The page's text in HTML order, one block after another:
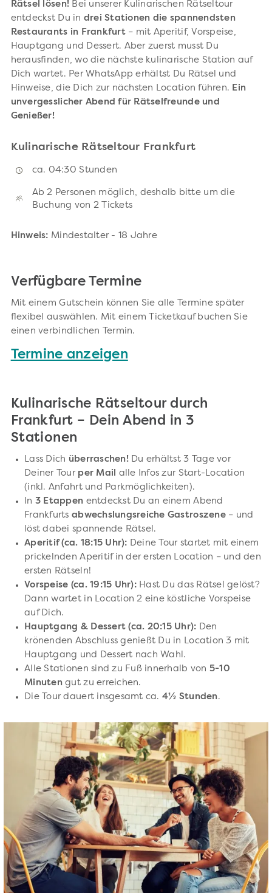
Rätsel lösen! Bei unserer Kulinarischen Rätseltour
entdeckst Du in drei Stationen die spannendsten
Restaurants in Frankfurt– mit Aperitif, Vorspeise,
Hauptgang und Dessert. Aber zuerst musst Du
herausfinden, wo die nächste kulinarische Station auf
Dich wartet. Per WhatsApp erhältst Du Rätsel und
Hinweise, die Dich zur nächsten Location führen. Ein
unvergesslicher Abend für Rätselfreunde und
Genießer!
Kulinarische Rätseltour Frankfurt
ca. 04:30 Stunden
Ab 2 Personen möglich, deshalb bitte um die
Buchung von 2 Tickets
Hinweis: Mindestalter - 18 Jahre
Verfügbare Termine
Mit einem Gutschein können Sie alle Termine später
flexibel auswählen. Mit einem Ticketkauf buchen Sie
einen verbindlichen Termin.
Termine anzeigen
Kulinarische Rätseltour durch
Frankfurt – Dein Abend in 3
Stationen
Lass Dich überraschen!Du erhältst 3 Tage vor
Deiner Tour per Mail
alle Infos zur Start-Location
(inkl. Anfahrt und Parkmöglichkeiten).
In 3 Etappen entdeckst Du an einem Abend
Frankfurtsabwechslungsreiche Gastroszene– und
löst dabei spannende Rätsel.
Aperitif (ca. 18:15 Uhr): Deine Tour startet mit einem
prickelnden Aperitif in der ersten Location – und den
ersten Rätseln!
Vorspeise (ca. 19:15 Uhr):Hast Du das Rätsel gelöst?
Dann wartet in Location 2 eine köstliche Vorspeise
auf Dich.
Hauptgang & Dessert (ca. 20:15 Uhr): Den
krönenden Abschluss genießt Du in Location 3 mit
Hauptgang und Dessert nach Wahl.
Alle Stationen sind zu Fuß innerhalb von 5-10
Minutengut zu erreichen.
Die Tour dauert insgesamt ca. 4½ Stunden.